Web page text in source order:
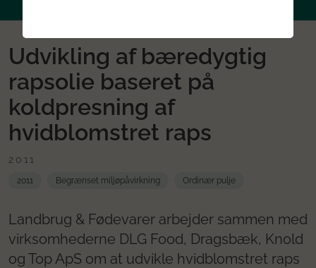
Udvikling af bæredygtig
rapsolie baseret på
koldpresning af
hvidblomstret raps
2011
2011 Begrænset miljøpåvirkning Ordinær pulje
Landbrug & Fødevarer arbejder sammen med
virksomhederne DLG Food, Dragsbæk, Knold
og Top ApS om at udvikle hvidblomstret raps